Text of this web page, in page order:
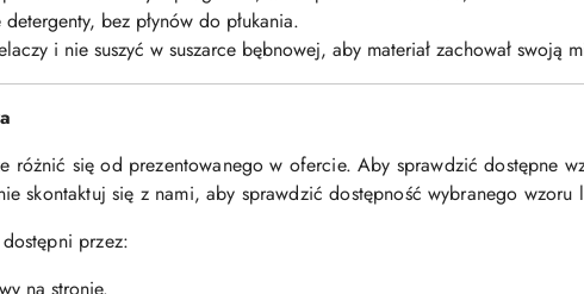
bez płynów do płukania.
i nie suszyć w suszarce bębnowej, aby materiał zachował swoją
różnić się od prezentowanego w ofercie. Aby sprawdzić dostępne
skontaktuj się z nami, aby sprawdzić dostępność wybranego
przez: